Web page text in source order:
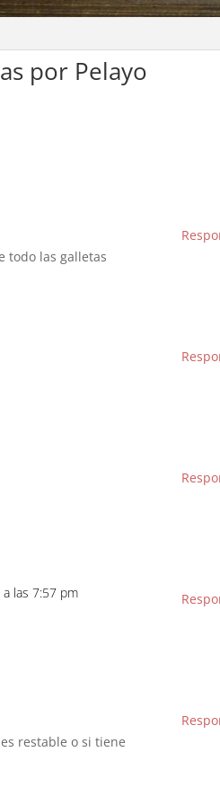
por Pelayo
todo las galletas
las 7:57 pm
restable o si tiene